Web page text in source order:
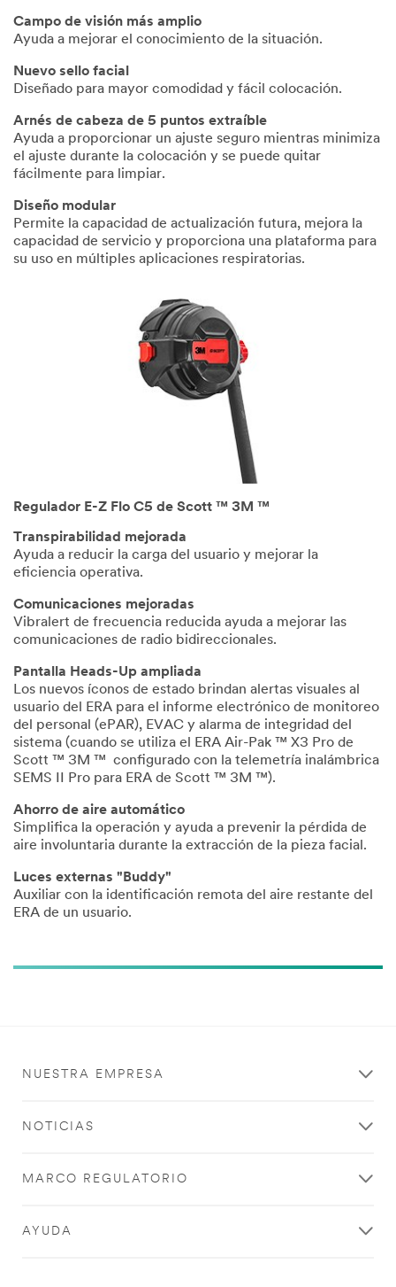
Campo de visión más amplio
Ayuda a mejorar el conocimiento de la situación.
Nuevo sello facial
Diseñado para mayor comodidad y fácil colocación.
Arnés de cabeza de 5 puntos extraíble
Ayuda a proporcionar un ajuste seguro mientras minimiza
el ajuste durante la colocación y se puede quitar
fácilmente para limpiar.
Diseño modular
Permite la capacidad de actualización futura, mejora la
capacidad de servicio y proporciona una plataforma para
su uso en múltiples aplicaciones respiratorias.
Regulador E-Z Flo C5 de Scott ™ 3M ™
Transpirabilidad mejorada
Ayuda a reducir la carga del usuario y mejorar la
eficiencia operativa.
Comunicaciones mejoradas
Vibralert de frecuencia reducida ayuda a mejorar las
comunicaciones de radio bidireccionales.
Pantalla Heads-Up ampliada
Los nuevos íconos de estado brindan alertas visuales al
usuario del ERA para el informe electrónico de monitoreo
del personal (ePAR), EVAC y alarma de integridad del
sistema (cuando se utiliza el ERA Air-Pak ™ X3 Pro de
Scott ™ 3M ™ configurado con la telemetría inalámbrica
SEMS II Pro para ERA de Scott ™ 3M ™).
Ahorro de aire automático
Simplifica la operación y ayuda a prevenir la pérdida de
aire involuntaria durante la extracción de la pieza facial.
Luces externas "Buddy"
Auxiliar con la identificación remota del aire restante del
ERA de un usuario.
NUESTRA EMPRESA
NOTICIAS
MARCO REGULATORIO
AYUDA